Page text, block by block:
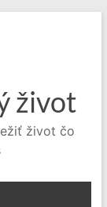
život
život čo